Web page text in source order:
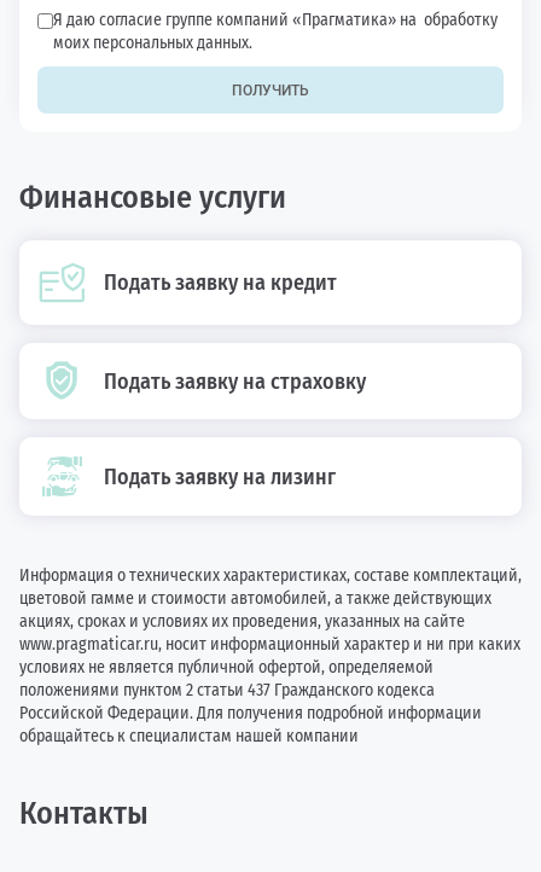
Я даю согласие группе компаний «Прагматика» на обработку
моих персональных данных.
ПОЛУЧИТЬ
Финансовые услуги
Подать заявку на кредит
Подать заявку на страховку
Подать заявку на лизинг
Информация о технических характеристиках, составе комплектаций,
цветовой гамме и стоимости автомобилей, а также действующих
акциях, сроках и условиях их проведения, указанных на сайте
www.pragmaticar.ru, носит информационный характер и ни при каких
условиях не является публичной офертой, определяемой
положениями пунктом 2 статьи 437 Гражданского кодекса
Российской Федерации. Для получения подробной информации
обращайтесь к специалистам нашей компании
Контакты